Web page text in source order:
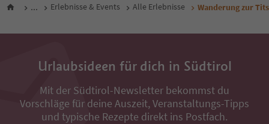
... Erlebnisse & Events Alle Erlebnisse Wanderung zur
Urlaubsideen für dich in Südtirol
Mit der Südtirol-Newsletter bekommst du
Vorschläge für deine Auszeit, Veranstaltungs-Tipps
und typische Rezepte direkt ins Postfach.